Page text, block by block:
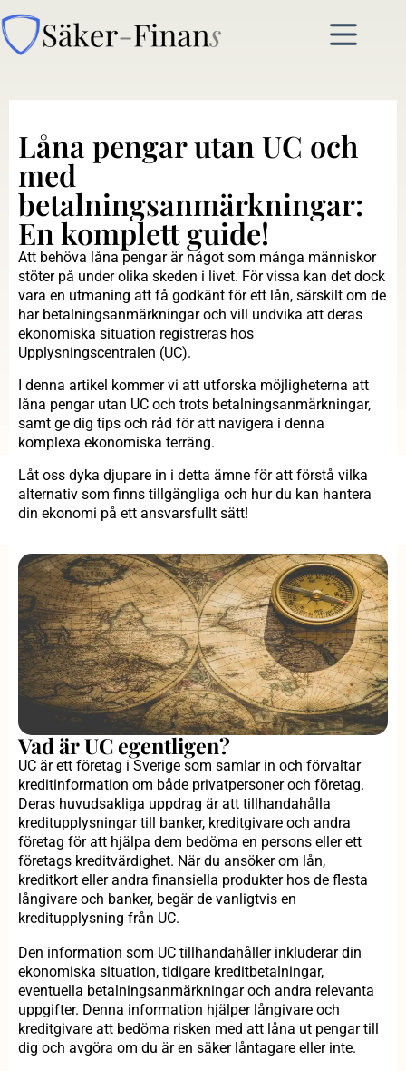
Låna pengar utan UC och
med
betalningsanmärkningar:
En komplett guide!
Att behöva låna pengar är något som många människor
stöter på under olika skeden i livet. För vissa kan det dock
vara en utmaning att få godkänt för ett lån, särskilt om de
har betalningsanmärkningar och vill undvika att deras
ekonomiska situation registreras hos
Upplysningscentralen (UC).
I denna artikel kommer vi att utforska möjligheterna att
låna pengar utan UC och trots betalningsanmärkningar,
samt ge dig tips och råd för att navigera i denna
komplexa ekonomiska terräng.
Låt oss dyka djupare in i detta ämne för att förstå vilka
alternativ som finns tillgängliga och hur du kan hantera
din ekonomi på ett ansvarsfullt sätt!
Vad är UC egentligen?
UC är ett företag i Sverige som samlar in och förvaltar
kreditinformation om både privatpersoner och företag.
Deras huvudsakliga uppdrag är att tillhandahålla
kreditupplysningar till banker, kreditgivare och andra
företag för att hjälpa dem bedöma en persons eller ett
företags kreditvärdighet. När du ansöker om lån,
kreditkort eller andra finansiella produkter hos de flesta
långivare och banker, begär de vanligtvis en
kreditupplysning från UC.
Den information som UC tillhandahåller inkluderar din
ekonomiska situation, tidigare kreditbetalningar,
eventuella betalningsanmärkningar och andra relevanta
uppgifter. Denna information hjälper långivare och
kreditgivare att bedöma risken med att låna ut pengar till
dig och avgöra om du är en säker låntagare eller inte.